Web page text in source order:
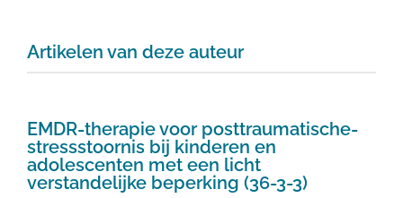
Artikelen van deze auteur
EMDR-therapie voor posttraumatische-
stressstoornis bij kinderen en
adolescenten met een licht
verstandelijke beperking (36-3-3)